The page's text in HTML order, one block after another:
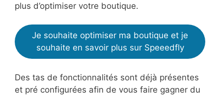
plus d’optimiser votre boutique.
Je souhaite optimiser ma boutique et je
souhaite en savoir plus sur Speeedfly
Des tas de fonctionnalités sont déjà présentes
et pré configurées afin de vous faire gagner du